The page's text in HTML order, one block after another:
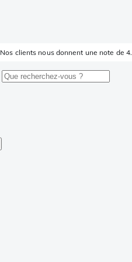
Nos clients nous donnent une note de